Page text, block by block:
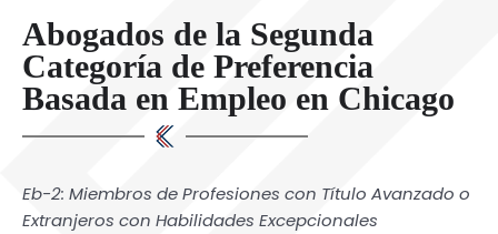
Abogados de la Segunda
Categoría de Preferencia
Basada en Empleo en Chicago
Eb-2: Miembros de Profesiones con Título Avanzado o
Extranjeros con Habilidades Excepcionales